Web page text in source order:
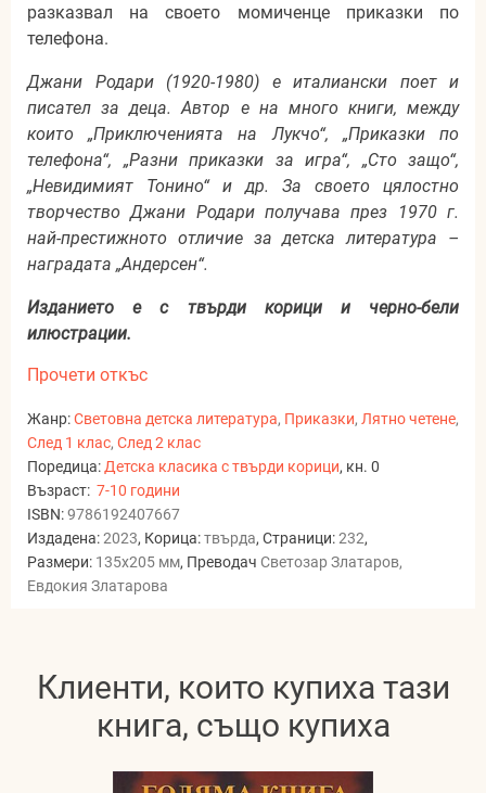
разказвал на своето момиченце приказки по
телефона.
Джани Родари (1920-1980) е италиански поет и
писател за деца. Автор е на много книги, между
които „Приключенията на Лукчо“, „Приказки по
телефона“, „Разни приказки за игра“, „Сто защо“,
„Невидимият Тонино“ и др. За своето цялостно
творчество Джани Родари получава през 1970 г.
най-престижното отличие за детска литература –
наградата „Андерсен“.
Изданието е с твърди корици и черно-бели
илюстрации.
Прочети откъс
Жанр:Световна детска литература, Приказки, Лятно четене,
След 1 клас, След 2 клас
Поредица: Детска класика с твърди корици, кн. 0
Възраст: 7-10 години
ISBN:9786192407667
Издадена:2023, Корица:твърда, Страници:232,
Размери: 135x205 мм, Преводач Светозар Златаров,
Евдокия Златарова
Клиенти, които купиха тази
книга, също купиха